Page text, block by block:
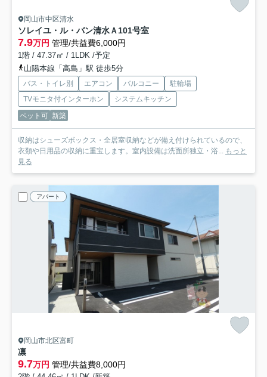
岡山市中区清水
ソレイユ・ル・バン清水Ａ 101号室
7.9万円 管理/共益費6,000円
1階 / 47.37㎡ / 1LDK /予定
山陽本線「高島」駅 徒歩5分
バス・トイレ別 エアコン バルコニー
駐輪場
TVモニタ付インターホン
システムキッチン
ペット可 新築
収納はシューズボックス・全居室収納などが備え付けられているので、
衣類や日用品の収納に重宝します。室内設備は洗面所独立・浴...
もっと
見る
アパート
岡山市北区富町
凛
9.7万円 管理/共益費8,000円